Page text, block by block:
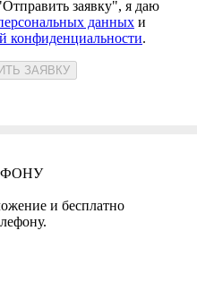
заявку", я даю
данных и
конфиденциальности.
и бесплатно